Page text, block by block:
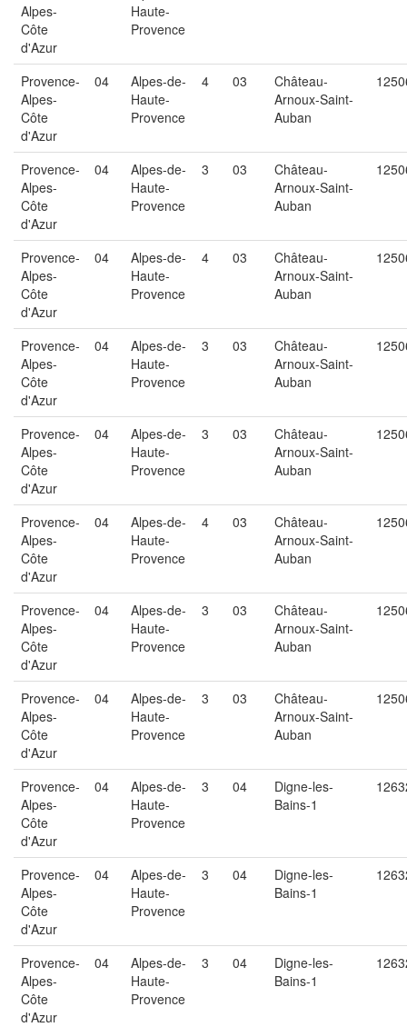
Alpes-
Côte
d'Azur
Haute-
Provence
Provence-
Alpes-
Côte
d'Azur
04
Alpes-de-
Haute-
Provence
4 03
Château-
Arnoux-Saint-
Auban
Provence-
Alpes-
Côte
d'Azur
04
Alpes-de-
Haute-
Provence
3 03
Château-
Arnoux-Saint-
Auban
Provence-
Alpes-
Côte
d'Azur
04
Alpes-de-
Haute-
Provence
4 03
Château-
Arnoux-Saint-
Auban
Provence-
Alpes-
Côte
d'Azur
04
Alpes-de-
Haute-
Provence
3 03
Château-
Arnoux-Saint-
Auban
Provence-
Alpes-
Côte
d'Azur
04
Alpes-de-
Haute-
Provence
3 03
Château-
Arnoux-Saint-
Auban
Provence-
Alpes-
Côte
d'Azur
04
Alpes-de-
Haute-
Provence
4 03
Château-
Arnoux-Saint-
Auban
Provence-
Alpes-
Côte
d'Azur
04
Alpes-de-
Haute-
Provence
3 03
Château-
Arnoux-Saint-
Auban
Provence-
Alpes-
Côte
d'Azur
04
Alpes-de-
Haute-
Provence
3 03
Château-
Arnoux-Saint-
Auban
Provence-
Alpes-
Côte
d'Azur
04
Alpes-de-
Haute-
Provence
3 04
Digne-les-
Bains-1
Provence-
Alpes-
Côte
d'Azur
04
Alpes-de-
Haute-
Provence
3 04
Digne-les-
Bains-1
Provence-
Alpes-
Côte
d'Azur
04
Alpes-de-
Haute-
Provence
3 04
Digne-les-
Bains-1